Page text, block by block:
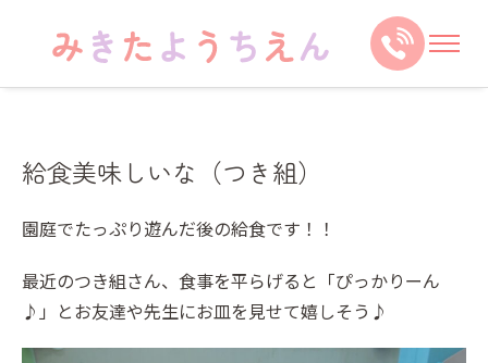
給食美味しいな（つき組）
園庭でたっぷり遊んだ後の給食です！！
最近のつき組さん、食事を平らげると「ぴっかりーん
♪」とお友達や先生にお皿を見せて嬉しそう♪